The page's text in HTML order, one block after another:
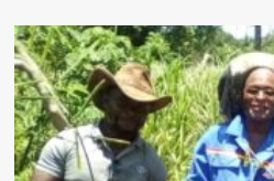
PROMESSAS
DE
ELECTRIFICAÇÃO
DA
REGIÃO
VOLTAM
A
SOAR